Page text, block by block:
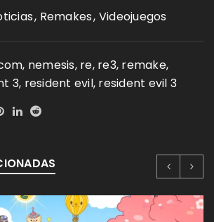
, Remakes, Videojuegos
, nemesis, re, re3, remake,
3, resident evil, resident evil 3